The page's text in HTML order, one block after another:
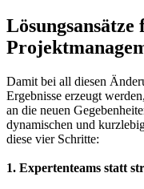
Lösungsansätze
Damit bei all diesen
Ergebnisse erzeugt
an die neuen
dynamischen und
diese vier Schritte:
1. Expertenteams statt